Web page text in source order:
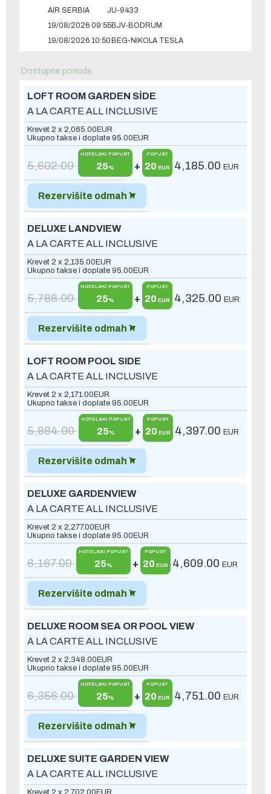
AIR SERBIA
JU-9433
19/08/2026 09:55BJV-BODRUM
19/08/2026 10:50BEG-NIKOLA TESLA
Dostupne ponude
LOFT ROOM GARDEN SİDE
A LA CARTE ALL INCLUSIVE
Krevet 2 x 2,065.00EUR
Ukupno takse i doplate 95.00EUR
5,602.00
HOTELSKI POPUST
25% +
POPUST
20 EUR 4,185.00 EUR
Rezervišite odmah
DELUXE LANDVIEW
A LA CARTE ALL INCLUSIVE
Krevet 2 x 2,135.00EUR
Ukupno takse i doplate 95.00EUR
5,788.00
HOTELSKI POPUST
25% +
POPUST
20 EUR 4,325.00 EUR
Rezervišite odmah
LOFT ROOM POOL SIDE
A LA CARTE ALL INCLUSIVE
Krevet 2 x 2,171.00EUR
Ukupno takse i doplate 95.00EUR
5,884.00
HOTELSKI POPUST
25% +
POPUST
20 EUR 4,397.00 EUR
Rezervišite odmah
DELUXE GARDENVIEW
A LA CARTE ALL INCLUSIVE
Krevet 2 x 2,277.00EUR
Ukupno takse i doplate 95.00EUR
6,167.00
HOTELSKI POPUST
25% +
POPUST
20 EUR 4,609.00 EUR
Rezervišite odmah
DELUXE ROOM SEA OR POOL VIEW
A LA CARTE ALL INCLUSIVE
Krevet 2 x 2,348.00EUR
Ukupno takse i doplate 95.00EUR
6,356.00
HOTELSKI POPUST
25% +
POPUST
20 EUR 4,751.00 EUR
Rezervišite odmah
DELUXE SUITE GARDEN VIEW
A LA CARTE ALL INCLUSIVE
Krevet 2 x 2,702.00EUR